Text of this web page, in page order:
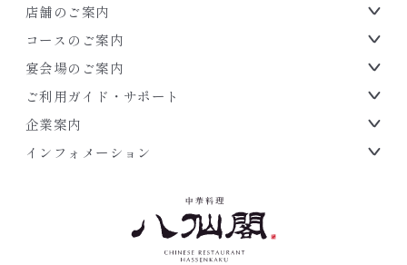
店舗のご案内
コースのご案内
宴会場のご案内
ご利用ガイド・サポート
企業案内
インフォメーション